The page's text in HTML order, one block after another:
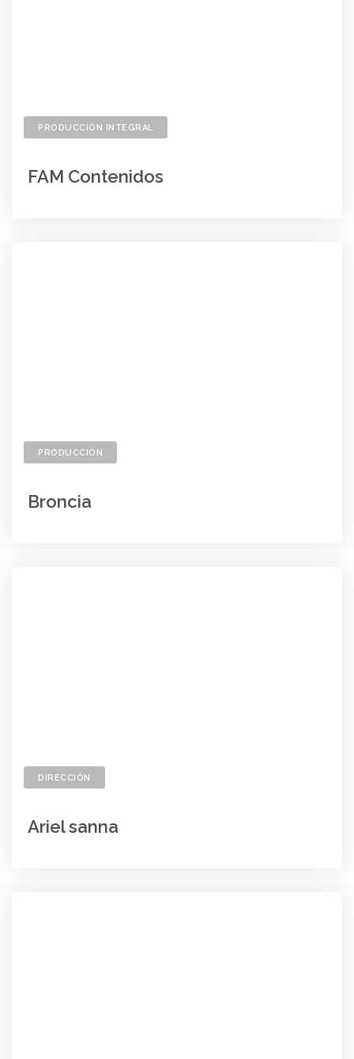
PRODUCCIÓN INTEGRAL
FAM Contenidos
PRODUCCIÓN
Broncia
DIRECCIÓN
Ariel sanna